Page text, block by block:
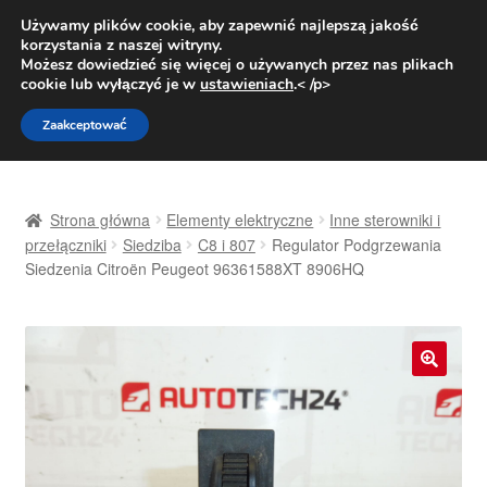
DOSTAWA od 31 zł
Pn.-pt. 9:00-16:00800 003 167
Przejdź
do
nawigacji
Przejdź
do
treści
Dostawa
Moje konto
O nas
Strona główna Elementy elektryczne
Inne sterowniki i
przełączniki
Siedziba C8 i 807
Regulator Podgrzewania
Siedzenia Citroën Peugeot 96361588XT 8906HQ
🔍
Używamy plików cookie, aby zapewnić najlepszą jakość
korzystania z naszej witryny.
Możesz dowiedzieć się więcej o używanych przez nas plikach
cookie lub wyłączyć je w ustawieniach.< /p>
Zaakceptować